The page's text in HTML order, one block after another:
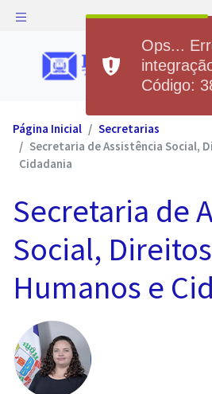
Página Inicial
Secretarias
Secretaria de Assistência Social,
Cidadania
Secretaria de
Social, Direitos
Humanos e
Ops...
Código: